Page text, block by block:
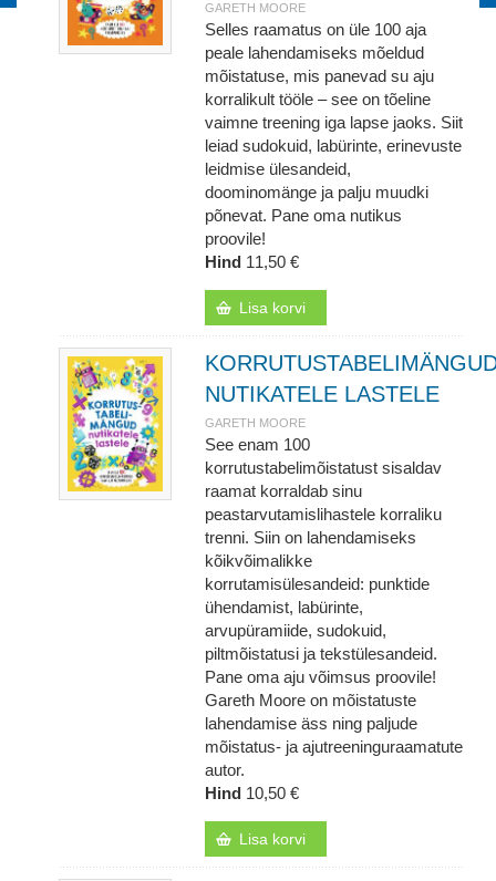
GARETH MOORE
Selles raamatus on üle 100 aja
peale lahendamiseks mõeldud
mõistatuse, mis panevad su aju
korralikult tööle – see on tõeline
vaimne treening iga lapse jaoks. Siit
leiad sudokuid, labürinte, erinevuste
leidmise ülesandeid,
doominomänge ja palju muudki
põnevat. Pane oma nutikus
proovile!
Hind 11,50 €
Lisa korvi
NUTIKATELE LASTELE
GARETH MOORE
See enam 100
korrutustabelimõistatust sisaldav
raamat korraldab sinu
peastarvutamislihastele korraliku
trenni. Siin on lahendamiseks
kõikvõimalikke
korrutamisülesandeid: punktide
ühendamist, labürinte,
arvupüramiide, sudokuid,
piltmõistatusi ja tekstülesandeid.
Pane oma aju võimsus proovile!
Gareth Moore on mõistatuste
lahendamise äss ning paljude
mõistatus- ja ajutreeninguraamatute
autor.
Hind 10,50 €
Lisa korvi